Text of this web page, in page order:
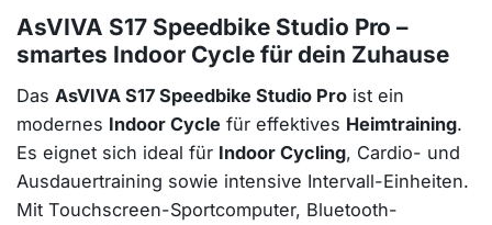
AsVIVA S17 Speedbike Studio Pro –
smartes Indoor Cycle für dein Zuhause
Das AsVIVA S17 Speedbike Studio Pro ist ein
modernes Indoor Cycle für effektives Heimtraining.
Es eignet sich ideal für Indoor Cycling, Cardio- und
Ausdauertraining sowie intensive Intervall-Einheiten.
Mit Touchscreen-Sportcomputer, Bluetooth-